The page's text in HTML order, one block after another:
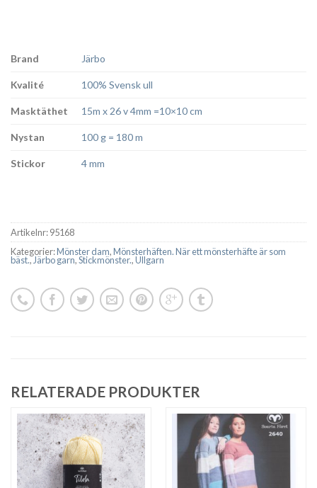
Brand Järbo
Kvalité 100% Svensk ull
Masktäthet 15m x 26 v 4mm =10×10 cm
Nystan 100 g = 180 m
Stickor 4 mm
Artikelnr:95168
Kategorier:Mönster dam,Mönsterhäften. När ett mönsterhäfte är som
bäst.,Järbo garn,Stickmönster.,Ullgarn
RELATERADE PRODUKTER